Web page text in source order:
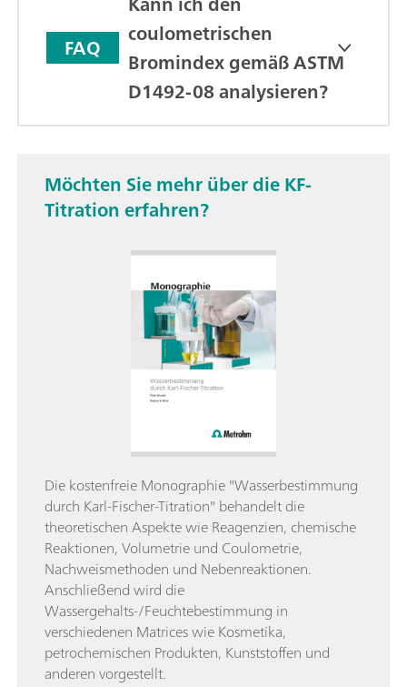
FAQ
coulometrischen
Bromindex gemäß ASTM
D1492-08 analysieren?
Möchten Sie mehr über die KF-
Titration erfahren?
Die kostenfreie Monographie "Wasserbestimmung
durch Karl-Fischer-Titration" behandelt die
theoretischen Aspekte wie Reagenzien, chemische
Reaktionen, Volumetrie und Coulometrie,
Nachweismethoden und Nebenreaktionen.
Anschließend wird die
Wassergehalts-/Feuchtebestimmung in
verschiedenen Matrices wie Kosmetika,
petrochemischen Produkten, Kunststoffen und
anderen vorgestellt.